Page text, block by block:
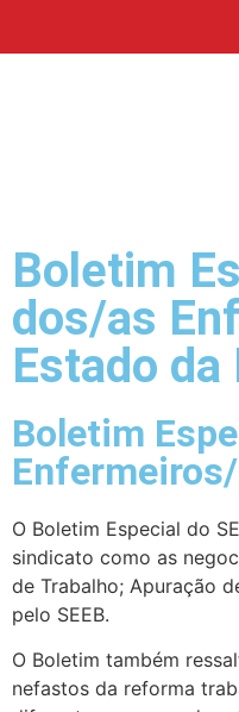
Boletim
dos/as
Estado da
Boletim
O Boletim Especial do
sindicato como as
de Trabalho; Apuração
pelo SEEB.
O Boletim também
nefastos da reforma